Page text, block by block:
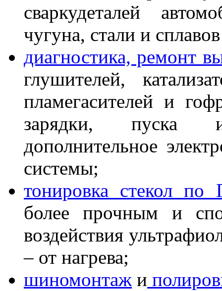
сваркудеталей
чугуна, стали и
диагностика, ремонт
глушителей,
пламегасителей и
зарядки, пуска
дополнительное
системы;
тонировка стекол по
более прочным и
воздействия
– от нагрева;
шиномонтаж и